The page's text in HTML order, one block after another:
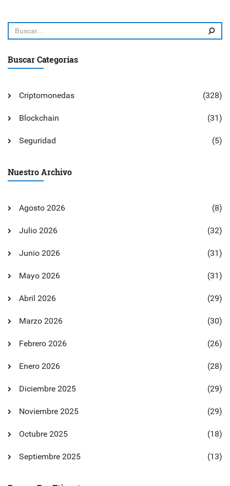
Buscar Categorías
Criptomonedas (328)
Blockchain (31)
Seguridad (5)
Nuestro Archivo
Agosto 2026 (8)
Julio 2026 (32)
Junio 2026 (31)
Mayo 2026 (31)
Abril 2026 (29)
Marzo 2026 (30)
Febrero 2026 (26)
Enero 2026 (28)
Diciembre 2025 (29)
Noviembre 2025 (29)
Octubre 2025 (18)
Septiembre 2025 (13)